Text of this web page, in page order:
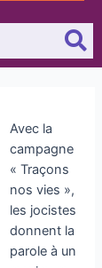
Avec la
campagne
« Traçons
nos vies »,
les jocistes
donnent la
parole à un